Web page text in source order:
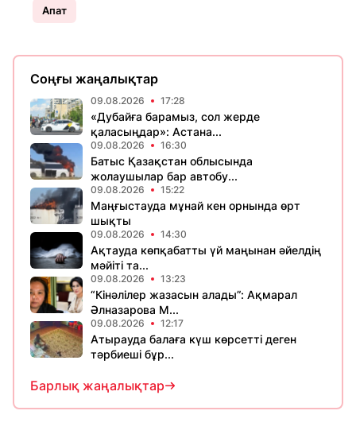
Апат
Соңғы жаңалықтар
09.08.2026 17:28
«Дубайға барамыз, сол жерде
қаласыңдар»: Астана...
09.08.2026 16:30
Батыс Қазақстан облысында
жолаушылар бар автобу...
09.08.2026 15:22
Маңғыстауда мұнай кен орнында өрт
шықты
09.08.2026 14:30
Ақтауда көпқабатты үй маңынан әйелдің
мәйіті та...
09.08.2026 13:23
“Кінәлілер жазасын алады”: Ақмарал
Әлназарова М...
09.08.2026 12:17
Атырауда балаға күш көрсетті деген
тәрбиеші бұр...
Барлық жаңалықтар